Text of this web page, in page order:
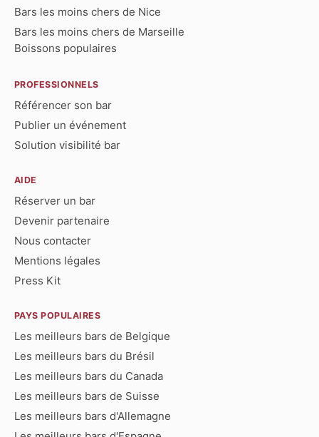
Bars les moins chers de Nice
Bars les moins chers de Marseille
Boissons populaires
PROFESSIONNELS
Référencer son bar
Publier un événement
Solution visibilité bar
AIDE
Réserver un bar
Devenir partenaire
Nous contacter
Mentions légales
Press Kit
PAYS POPULAIRES
Les meilleurs bars de Belgique
Les meilleurs bars du Brésil
Les meilleurs bars du Canada
Les meilleurs bars de Suisse
Les meilleurs bars d'Allemagne